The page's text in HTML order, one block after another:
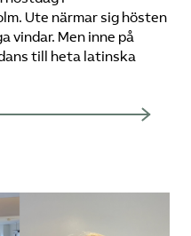
Ute närmar sig hösten
vindar. Men inne på
till heta latinska